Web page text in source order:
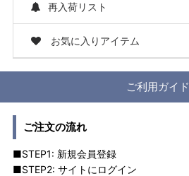
再入荷リスト
お気に入りアイテム
ご利用ガイド
ご注文の流れ
■STEP1: 新規会員登録
■STEP2: サイトにログイン